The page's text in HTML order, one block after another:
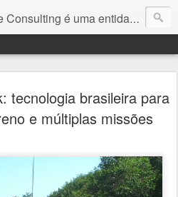
e divulgar notícias e análises sobre as Empresas de Defesa. Não somos jornalistas e nem este é um blog jornalístico.
tecnologia brasileira para
e múltiplas missões